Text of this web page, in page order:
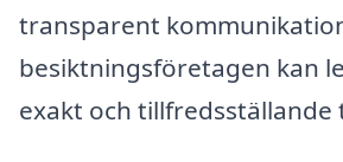
transparent
besiktningsföretagen kan
exakt och tillfredsställande